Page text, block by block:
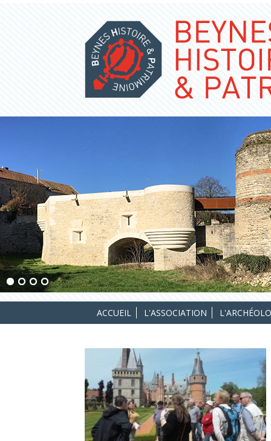
ACCUEIL L'ASSOCIATION